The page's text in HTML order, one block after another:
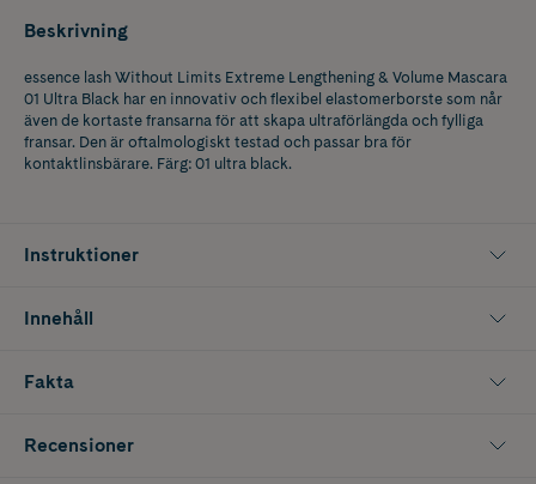
Beskrivning
essence lash Without Limits Extreme Lengthening & Volume Mascara
01 Ultra Black har en innovativ och flexibel elastomerborste som når
även de kortaste fransarna för att skapa ultraförlängda och fylliga
fransar. Den är oftalmologiskt testad och passar bra för
kontaktlinsbärare. Färg: 01 ultra black.
Instruktioner
Innehåll
Fakta
Recensioner